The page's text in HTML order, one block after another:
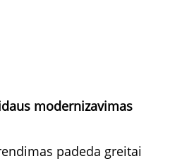
modernizavimas
padeda greitai